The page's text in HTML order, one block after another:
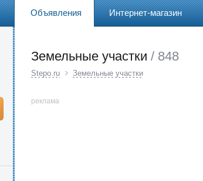
Объявления Интернет-магазин
Земельные участки / 848
Stepo.ru Земельные участки
реклама